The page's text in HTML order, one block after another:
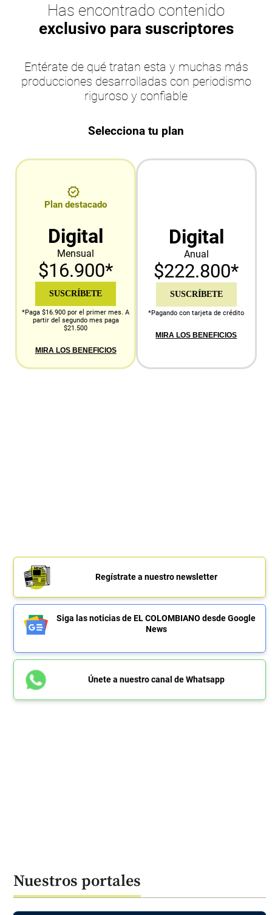
Has encontrado contenido
exclusivo para suscriptores
Entérate de qué tratan esta y muchas más
producciones desarrolladas con periodismo
riguroso y confiable
Selecciona tu plan
Plan destacado
Digital
Mensual
$16.900*
SUSCRÍBETE
*Paga $16.900 por el primer mes. A
partir del segundo mes paga
$21.500
MIRA LOS BENEFICIOS
Digital
Anual
$222.800*
SUSCRÍBETE
*Pagando con tarjeta de crédito
MIRA LOS BENEFICIOS
Regístrate a nuestro newsletter
Siga las noticias de EL COLOMBIANO desde Google
News
Únete a nuestro canal de Whatsapp
Nuestros portales